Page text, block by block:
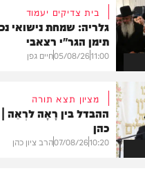
בית צדיקים יעמוד
גלריה: שמחת נישואי
תימן הגר"י רצאבי
11:00
05/08/26חיים גפן
מציון תצא תורה
ההבדל בין רָאָה לרְאֵה |
כהן
10:20
07/08/26הרב ציון כהן